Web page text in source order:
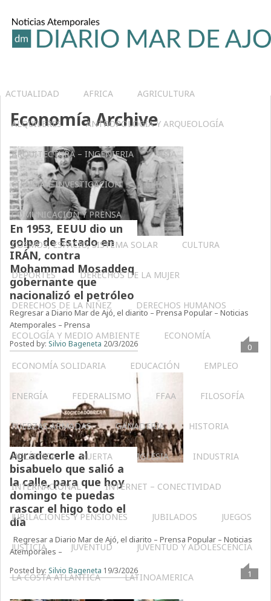
ACTUALIDAD AFRICA AGRICULTURA
ALQUILERES ANTROPOLOGÍA Y ARQUEOLOGÍA
ARQUITECTURA – INGENIERIA ASIA
CIENCIA E INVESTIGACIÓN CLIMA
COMUNICACIÓN Y PRENSA
COSMOS, ESPACIO, SISTEMA SOLAR CULTURA
DEPORTES DERECHOS DE LA MUJER
DERECHOS DE LA NIÑEZ DERECHOS HUMANOS
ECOLOGÍA Y MEDIO AMBIENTE ECONOMÍA
ECONOMÍA SOLIDARIA EDUCACIÓN EMPLEO
ENERGÍA FEDERALISMO FFAA FILOSOFÍA
FUERZAS ARMADAS GANADERIA HISTORIA
HOLÍSTICA HUERTA IGLESIA INDUSTRIA
INTERNACIONAL INTERNET – CONECTIVIDAD
JUBILACIONES Y PENSIONES JUBILADOS JUEGOS
JUSTICIA JUVENTUD JUVENTUD Y ADOLESCENCIA
LA COSTA ATLÁNTICA LATINOAMERICA
Economía Archive
En 1953, EEUU dio un
golpe de Estado en
IRÁN, contra
Mohammad Mosaddeq
gobernante que
nacionalizó el petróleo
Regresar a Diario Mar de Ajó, el diarito – Prensa Popular – Noticias
Atemporales – Prensa
Posted by: Silvio Bageneta 20/3/2026 0
Agradecerle al
bisabuelo que salió a
la calle, para que hoy
domingo te puedas
rascar el higo todo el
día
Regresar a Diario Mar de Ajó, el diarito – Prensa Popular – Noticias
Atemporales –
Posted by: Silvio Bageneta 19/3/2026 1